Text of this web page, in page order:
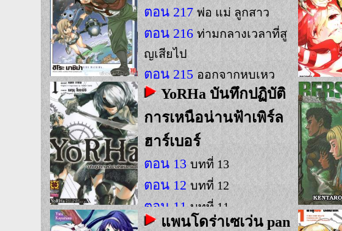
ตอน 217 พ่อ แม่ ลูกสาว
ตอน 216 ท่ามกลางเวลาที่สู
ญเสียไป
ตอน 215 ออกจากหุบเหว
ตอน 13
YoRHa บันทึกปฏิบัติ
การเหนือน่านฟ้าเพิร์ล
ฮาร์เบอร์
ตอน 13 บทที่ 13
ตอน 12 บทที่ 12
ตอน 11 บทที่ 11
แพนโดร่าเซเว่น pan